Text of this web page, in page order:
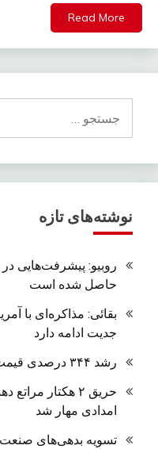
Read More
برای:
نوشته‌های تازه
روبیو: پیشرفت‌هایی در
حاصل شده است
بقائی: مذاکره‌ای با
جدیت ادامه دارد
رشد ۳۴۴ درصدی قیمت روغن/ لبنیات چقدر گران شد؟
حریق ۲ هکتار
امدادی مهار شد